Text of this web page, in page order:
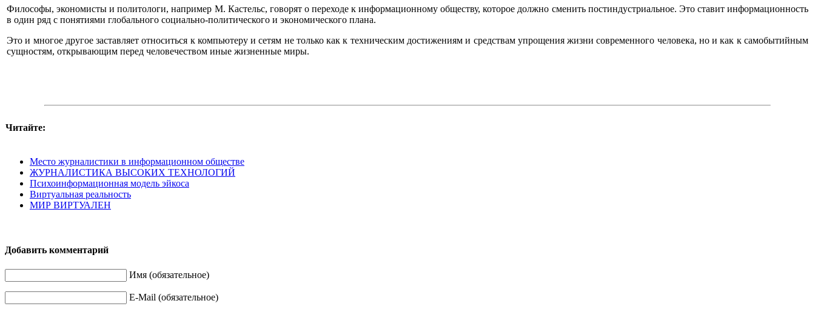
Философы, экономисты и политологи, например М. Кастельс, говорят о переходе к информационному обществу, которое должно сменить постиндустриальное. Это ставит информационность
в один ряд с понятиями глобального социально-политического и экономического плана.
Это и многое другое заставляет относиться к компьютеру и сетям не только как к техническим достижениям и средствам упрощения жизни современного человека, но и как к самобытийным
сущностям, открывающим перед человечеством иные жизненные миры.
Читайте:
Место журналистики в информационном обществе
ЖУРНАЛИСТИКА ВЫСОКИХ ТЕХНОЛОГИЙ
Психоинформационная модель эйкоса
Виртуальная реальность
МИР ВИРТУАЛЕН
Добавить комментарий
Имя (обязательное)
E-Mail (обязательное)